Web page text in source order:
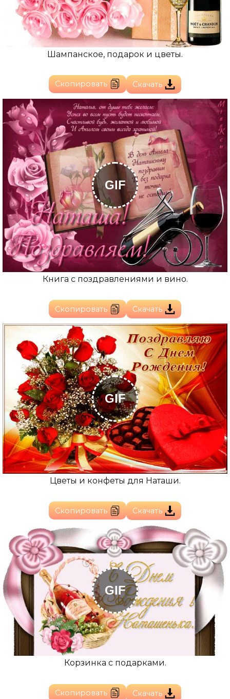
Шампанское, подарок и цветы.
Скопировать Скачать
GIF
Книга с поздравлениями и вино.
Скопировать Скачать
GIF
Цветы и конфеты для Наташи.
Скопировать Скачать
GIF
Корзинка с подарками.
Скопировать Скачать